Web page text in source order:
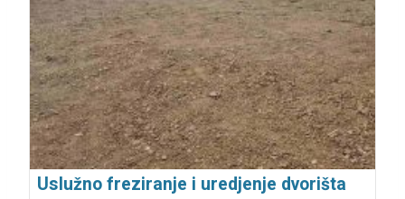
Uslužno freziranje i uredjenje dvorišta